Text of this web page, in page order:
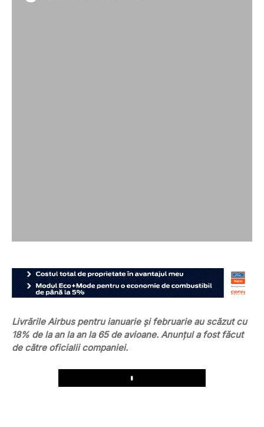
Livrările Airbus pentru ianuarie și februarie au scăzut cu
18% de la an la an la 65 de avioane. Anunțul a fost făcut
de către oficialii companiei.
Play